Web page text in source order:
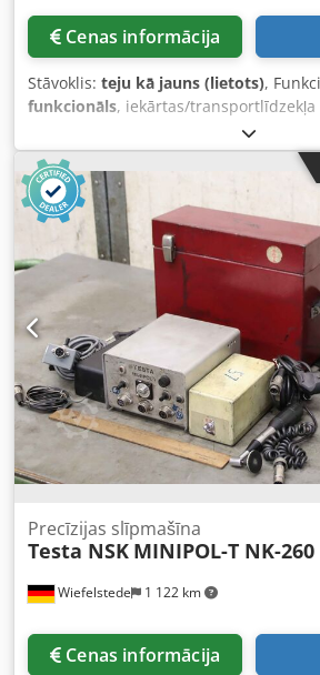
Cenas informācija
Stāvoklis: teju kā jauns (lietots),
funkcionāls, iekārtas/
, Izmantojiet
augstas kvalitātes lietotu Carat
staciju: Šis komplekts sastāv no
precīzām pulēšanas iekārtām, kas
pieslēgumu maksimālai efektivitātei.
profesionālai lietošanai rūpniecībā.
Atbilstoši roboti var tikt piedāvāti
gads: 05.2013 • Kopējais augstums:
spiediens / Maksimālais gaisa
spriegums / Frekvence: 400 V / 50 Hz •
11,5 A • Nominālā jauda: 5,5 kW
paletes ar 2 pulēšanas iekārtām un 1
Wiefelstede 1 122 km
Precīzijas slīpmašīna
Testa NSK MINIPOL-T NK-260
Cenas informācija